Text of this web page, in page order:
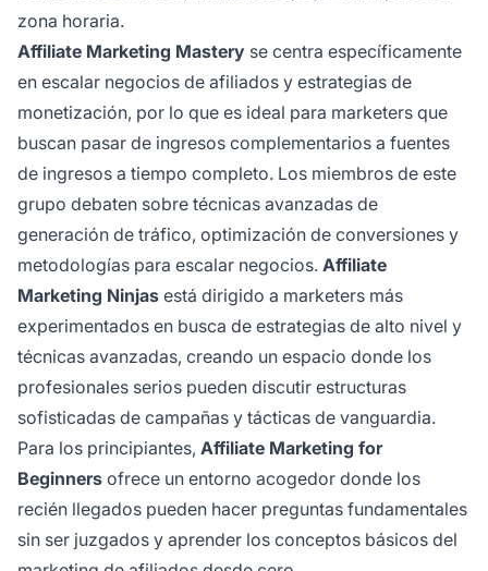
zona horaria.
Affiliate Marketing Mastery se centra específicamente
en escalar negocios de afiliados y estrategias de
monetización, por lo que es ideal para marketers que
buscan pasar de ingresos complementarios a fuentes
de ingresos a tiempo completo. Los miembros de este
grupo debaten sobre técnicas avanzadas de
generación de tráfico, optimización de conversiones y
metodologías para escalar negocios. Affiliate
Marketing Ninjas está dirigido a marketers más
experimentados en busca de estrategias de alto nivel y
técnicas avanzadas, creando un espacio donde los
profesionales serios pueden discutir estructuras
sofisticadas de campañas y tácticas de vanguardia.
Para los principiantes, Affiliate Marketing for
Beginners ofrece un entorno acogedor donde los
recién llegados pueden hacer preguntas fundamentales
sin ser juzgados y aprender los conceptos básicos del